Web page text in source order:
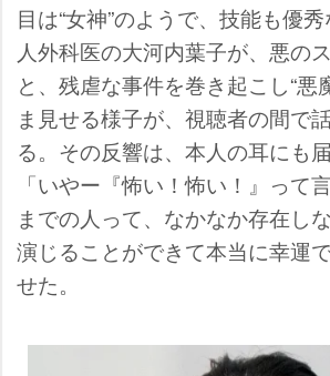
目は“女神”のようで、技能も優
人外科医の大河内葉子が、悪の
と、残虐な事件を巻き起こし“悪
ま見せる様子が、視聴者の間で
る。その反響は、本人の耳にも
「いやー『怖い！怖い！』って
までの人って、なかなか存在し
演じることができて本当に幸運
せた。